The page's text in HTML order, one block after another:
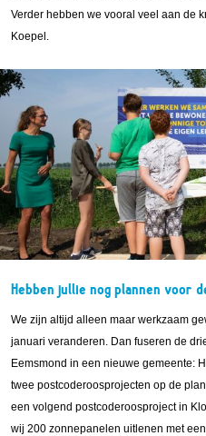
Verder hebben we vooral veel aan de
Koepel.
Hebben jullie nog plannen voor
We zijn altijd alleen maar werkzaam
januari veranderen. Dan fuseren de
Eemsmond in een nieuwe gemeente:
twee postcoderoosprojecten op de
een volgend postcoderoosproject in
wij 200 zonnepanelen uitlenen met